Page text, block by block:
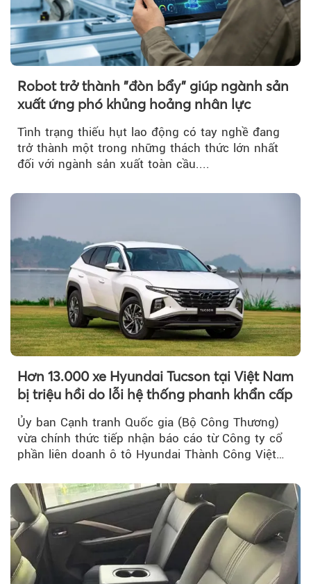
Robot trở thành "đòn bẩy" giúp ngành sản
xuất ứng phó khủng hoảng nhân lực
Tình trạng thiếu hụt lao động có tay nghề đang
trở thành một trong những thách thức lớn nhất
đối với ngành sản xuất toàn cầu....
Hơn 13.000 xe Hyundai Tucson tại Việt Nam
bị triệu hồi do lỗi hệ thống phanh khẩn cấp
Ủy ban Cạnh tranh Quốc gia (Bộ Công Thương)
vừa chính thức tiếp nhận báo cáo từ Công ty cổ
phần liên doanh ô tô Hyundai Thành Công Việt